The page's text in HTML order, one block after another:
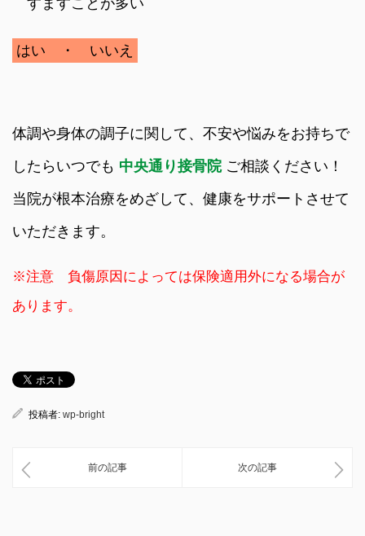
はい ・ いいえ
体調や身体の調子に関して、不安や悩みをお持ちで
したらいつでも 中央通り接骨院 ご相談ください！
当院が根本治療をめざして、健康をサポートさせて
いただきます。
※注意 負傷原因によっては保険適用外になる場合が
あります。
投稿者: wp-bright
前の記事 次の記事